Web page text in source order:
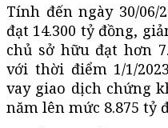
Tính đến ngày 30/06/
đạt 14.300 tỷ đồng,
chủ sở hữu đạt hơn
với thời điểm 1/1/
vay giao dịch chứng
năm lên mức 8.875 tỷ